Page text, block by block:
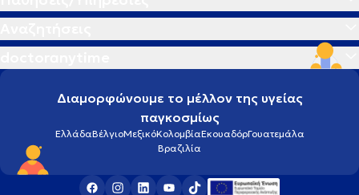
Διαμορφώνουμε το μέλλον της υγείας
παγκοσμίως
ΕλλάδαΒέλγιοΜεξικόΚολομβίαΕκουαδόρΓουατεμάλα
Βραζιλία